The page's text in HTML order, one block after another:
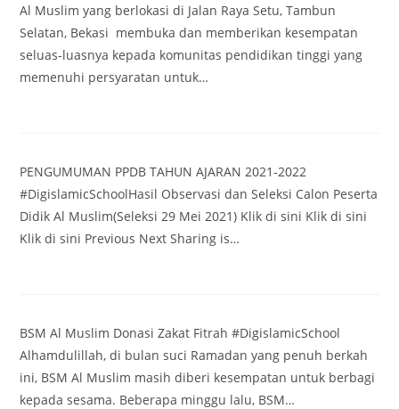
Al Muslim yang berlokasi di Jalan Raya Setu, Tambun
Selatan, Bekasi membuka dan memberikan kesempatan
seluas-luasnya kepada komunitas pendidikan tinggi yang
memenuhi persyaratan untuk…
PENGUMUMAN PPDB TAHUN AJARAN 2021-2022
#DigislamicSchoolHasil Observasi dan Seleksi Calon Peserta
Didik Al Muslim(Seleksi 29 Mei 2021) Klik di sini Klik di sini
Klik di sini Previous Next Sharing is…
BSM Al Muslim Donasi Zakat Fitrah #DigislamicSchool
Alhamdulillah, di bulan suci Ramadan yang penuh berkah
ini, BSM Al Muslim masih diberi kesempatan untuk berbagi
kepada sesama. Beberapa minggu lalu, BSM…